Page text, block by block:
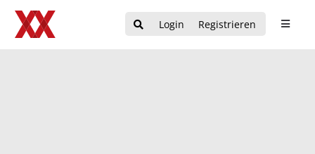
Login Registrieren